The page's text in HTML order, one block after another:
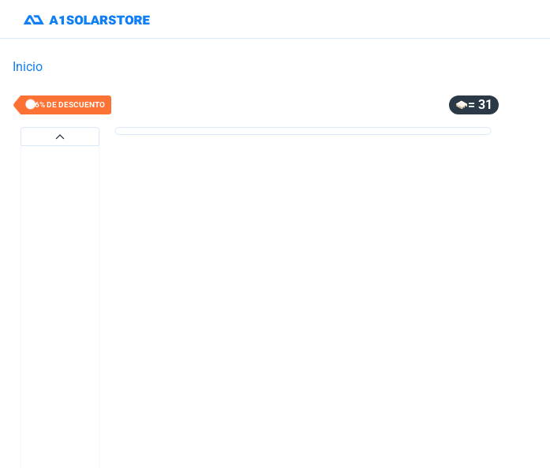
Inicio
36% DE DESCUENTO = 31